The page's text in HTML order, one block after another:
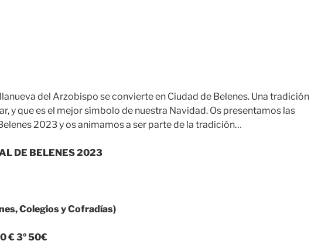
del Arzobispo se convierte en Ciudad de Belenes. Una tradición
y que es el mejor símbolo de nuestra Navidad. Os presentamos las
2023 y os animamos a ser parte de la tradición…
DE BELENES2023
Colegios y Cofradías)
€ 3º 50€